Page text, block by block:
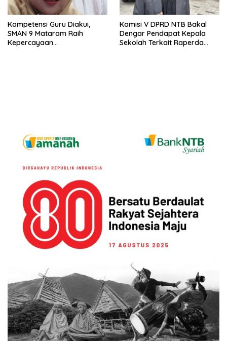
Kompetensi Guru Diakui,
SMAN 9 Mataram Raih
Kepercayaan
Komisi V DPRD NTB Bakal
Dengar Pendapat Kepala
Sekolah Terkait Raperda